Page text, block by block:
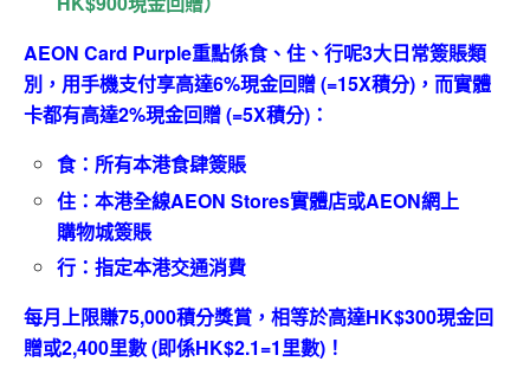
AEON Card Purple重點係食、住、行呢3大日常簽賬類
別，用手機支付享高達6%現金回贈(=15X積分) ， 而實體
卡都有高達2%現金回贈(=5X積分) ：
食：所有本港食肆簽賬
住：本港全線AEON Stores實體店或AEON網上
購物城簽賬
行：指定本港交通消費
每月上限賺75,000積分獎賞，相等於高達HK$300現金回
贈或2,400里數 (即係HK$2.1=1里數)！